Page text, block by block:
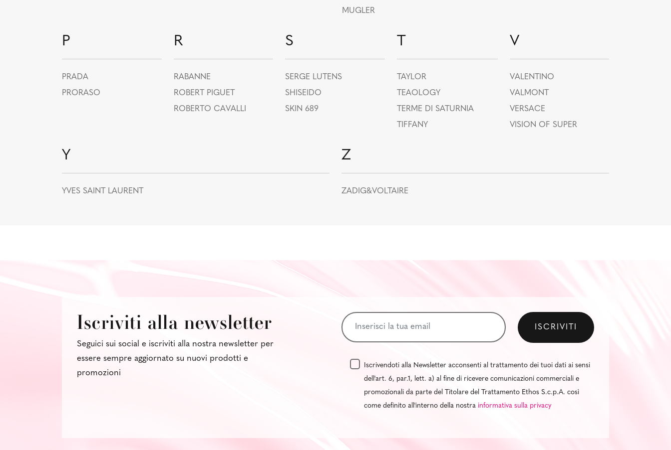
MUGLER
P
PRADA
PRORASO
R
RABANNE
ROBERT PIGUET
ROBERTO CAVALLI
S
SERGE LUTENS
SHISEIDO
SKIN 689
T
TAYLOR
TEAOLOGY
TERME DI SATURNIA
TIFFANY
V
VALENTINO
VALMONT
VERSACE
VISION OF SUPER
Y
YVES SAINT LAURENT
Z
ZADIG&VOLTAIRE
Iscriviti alla newsletter
Seguici sui social e iscriviti alla nostra newsletter per
essere sempre aggiornato su nuovi prodotti e
promozioni
Iscrivendoti alla Newsletter acconsenti al trattamento dei tuoi dati ai sensi
dell'art. 6, par.1, lett. a) al fine di ricevere comunicazioni commerciali e
promozionali da parte del Titolare del Trattamento Ethos S.c.p.A. così
come definito all'interno della nostra informativa sulla privacy